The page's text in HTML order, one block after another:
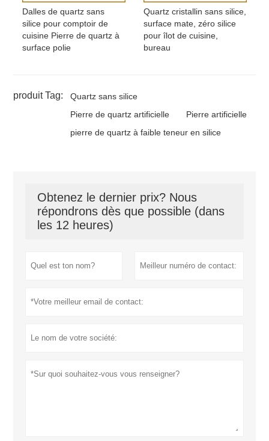
Dalles de quartz sans
silice pour comptoir de
cuisine Pierre de quartz à
surface polie
Quartz cristallin sans silice,
surface mate, zéro silice
pour îlot de cuisine,
bureau
produit Tag:
Quartz sans silice
Pierre de quartz artificielle
Pierre artificielle
pierre de quartz à faible teneur en silice
Obtenez le dernier prix? Nous
répondrons dès que possible (dans
les 12 heures)